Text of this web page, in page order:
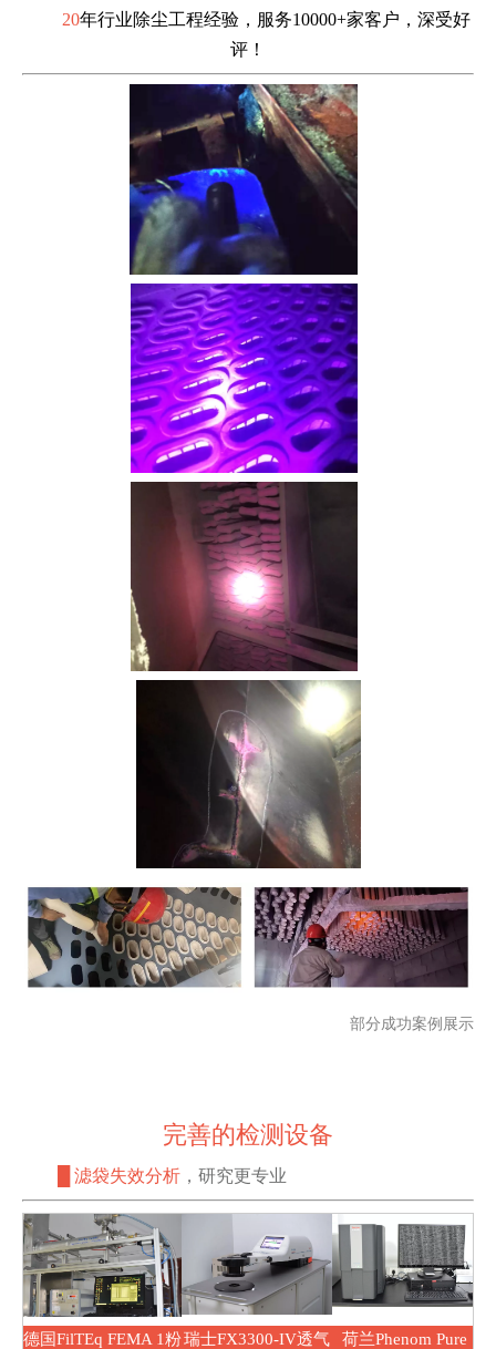
20年行业除尘工程经验，服务10000+家客户，深受好
评！
部分成功案例展示
完善的检测设备
█ 滤袋失效分析 ，研究更专业
德国FilTEq FEMA 1粉瑞士FX3300-IV透气
荷兰Phenom Pure